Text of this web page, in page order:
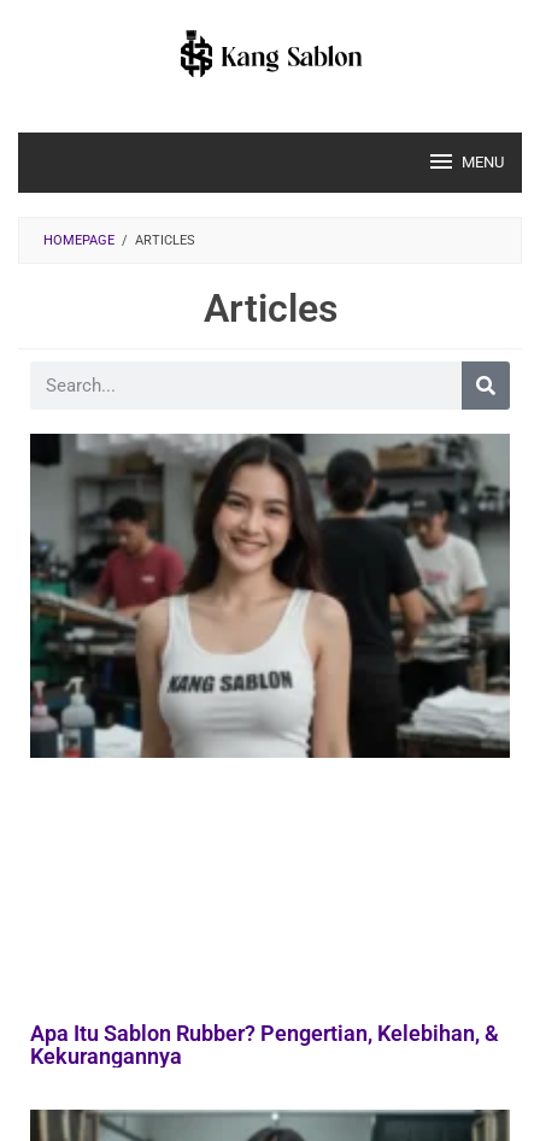
MENU
HOMEPAGE / ARTICLES
Articles
Apa Itu Sablon Rubber? Pengertian, Kelebihan, &
Kekurangannya